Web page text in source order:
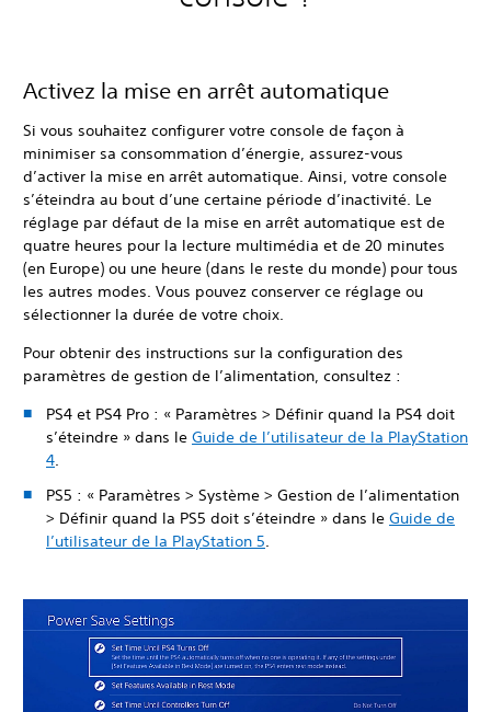
Activez la mise en arrêt automatique
Si vous souhaitez configurer votre console de façon à
minimiser sa consommation d’énergie, assurez-vous
d’activer la mise en arrêt automatique. Ainsi, votre console
s’éteindra au bout d’une certaine période d’inactivité. Le
réglage par défaut de la mise en arrêt automatique est de
quatre heures pour la lecture multimédia et de 20 minutes
(en Europe) ou une heure (dans le reste du monde) pour tous
les autres modes. Vous pouvez conserver ce réglage ou
sélectionner la durée de votre choix.
Pour obtenir des instructions sur la configuration des
paramètres de gestion de l’alimentation, consultez :
PS4 et PS4 Pro : « Paramètres > Définir quand la PS4 doit
s’éteindre » dans le Guide de l’utilisateur de la PlayStation
4.
PS5 : « Paramètres > Système > Gestion de l’alimentation
> Définir quand la PS5 doit s’éteindre » dans le Guide de
l’utilisateur de la PlayStation 5.